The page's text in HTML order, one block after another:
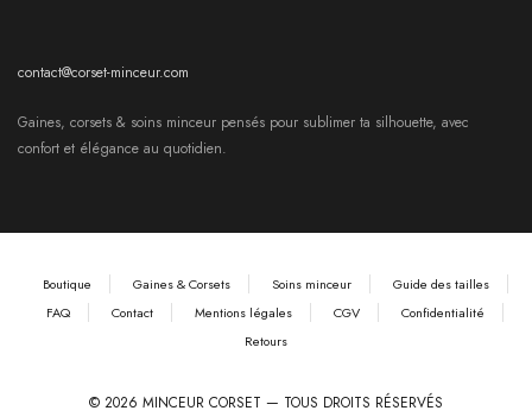
contact@corset-minceur.com
Gaines, corsets & soins minceur pensés pour sublimer ta silhouette, avec
confort et élégance au quotidien.
Boutique Gaines & Corsets Soins minceur
Guide des tailles
FAQ
Contact Mentions légales CGV
Confidentialité
Retours
© 2026 MINCEUR CORSET — TOUS DROITS RÉSERVÉS